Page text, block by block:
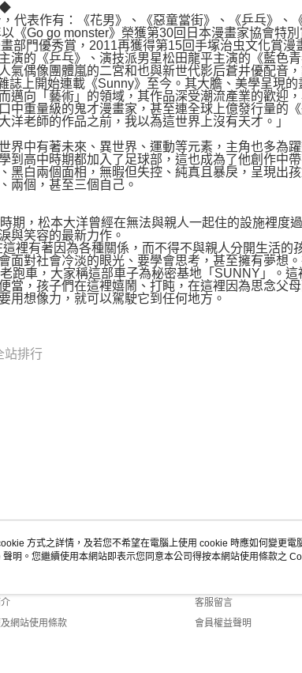
◆
代表作有：《花男》、《惡童當街》、《乒乓》、
《Go go monster》榮獲第30回日本漫畫家協會特
部門優秀賞，2011再獲得第15回手塚治虫文化賞
演的《乒乓》、演技派男星松田龍平主演的《藍色
氣偶像團體嵐的二宮和也與新世代影后蒼井優配音
誌上開始連載《Sunny》至今。其大膽、美學呈現
邁向「藝術」的領域，其作品深受潮流產業的歡迎
中重量級的鬼才漫畫家，甚至連全球上億發行量的
洋老師的作品之前，我以為這世界上沒有天才。」
界中有著未來、異世界、運動等元素，主角也多為
到高中時期都加入了足球部，這也成為了他創作中
黑白兩個面相，無暇但失控、純真且暴戾，呈現出
兩個，甚至三個自己。
期，松本大洋曾經在無法與親人一起住的設施裡度
與笑容的最新力作。
裡有著因為各種關係，而不得不與親人分開生活的
面對社會冷淡的眼光、要學會思考，甚至擁有夢想
跑車，大家稱這部車子為秘密基地「SUNNY」。
當，孩子們在這裡嬉鬧、打盹，在這裡因為思念
用想像力，就可以駕駛它到任何地方。
站排行
們
網站使用條款
客服資訊
客服留言
會員權益聲明
方式之詳情，及若您不希望在電腦上使用 cookie 時應如何變更電
聲明。您繼續使用本網站即表示您同意本公司得按本網站使用條款之